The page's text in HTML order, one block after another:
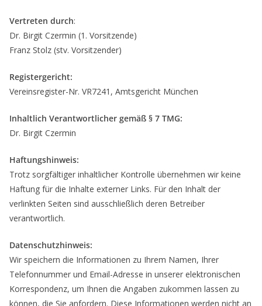
Vertreten durch:
Dr. Birgit Czermin (1. Vorsitzende)
Franz Stolz (stv. Vorsitzender)
Registergericht:
Vereinsregister-Nr. VR7241, Amtsgericht München
Inhaltlich Verantwortlicher gemäß § 7 TMG:
Dr. Birgit Czermin
Haftungshinweis:
Trotz sorgfältiger inhaltlicher Kontrolle übernehmen wir keine
Haftung für die Inhalte externer Links. Für den Inhalt der
verlinkten Seiten sind ausschließlich deren Betreiber
verantwortlich.
Datenschutzhinweis:
Wir speichern die Informationen zu Ihrem Namen, Ihrer
Telefonnummer und Email-Adresse in unserer elektronischen
Korrespondenz, um Ihnen die Angaben zukommen lassen zu
können, die Sie anfordern. Diese Informationen werden nicht an